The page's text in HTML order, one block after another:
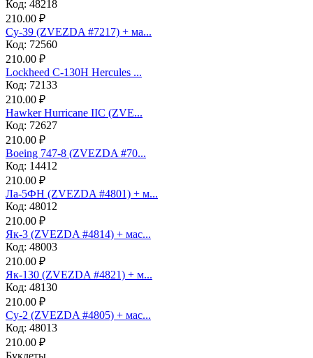
Код: 48218
210.00 ₽
Су-39 (ZVEZDA #7217) + ма...
Код: 72560
210.00 ₽
Lockheed C-130H Hercules ...
Код: 72133
210.00 ₽
Hawker Hurricane IIC (ZVE...
Код: 72627
210.00 ₽
Boeing 747-8 (ZVEZDA #70...
Код: 14412
210.00 ₽
Ла-5ФН (ZVEZDA #4801) + м...
Код: 48012
210.00 ₽
Як-3 (ZVEZDA #4814) + мас...
Код: 48003
210.00 ₽
Як-130 (ZVEZDA #4821) + м...
Код: 48130
210.00 ₽
Су-2 (ZVEZDA #4805) + мас...
Код: 48013
210.00 ₽